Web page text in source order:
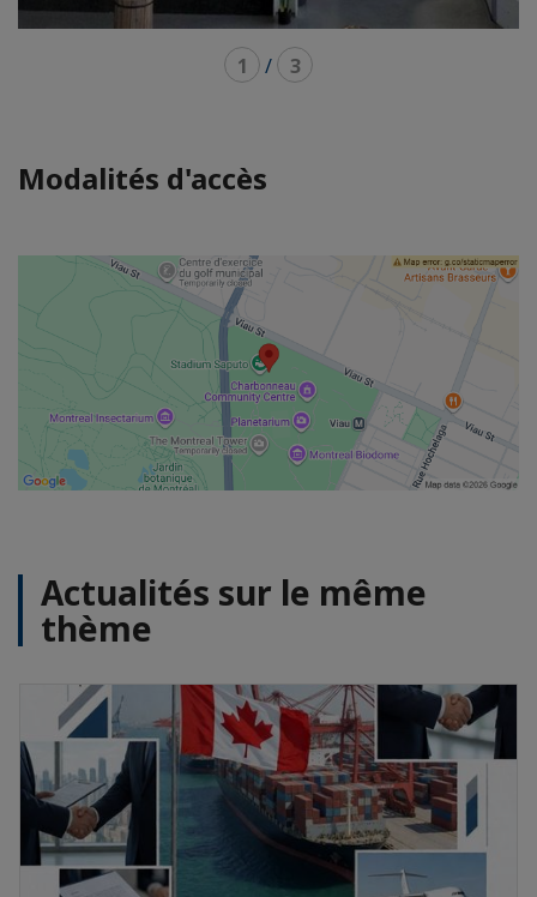
1 / 3
Modalités d'accès
Actualités sur le même
thème